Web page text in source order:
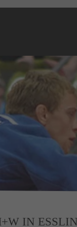
IN